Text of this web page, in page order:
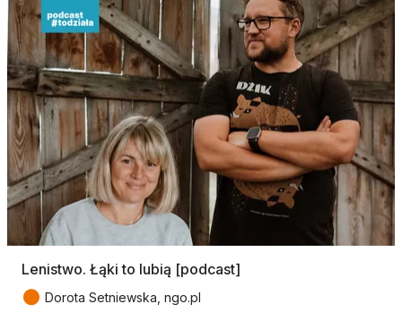
Lenistwo. Łąki to lubią [podcast]
● Dorota Setniewska, ngo.pl